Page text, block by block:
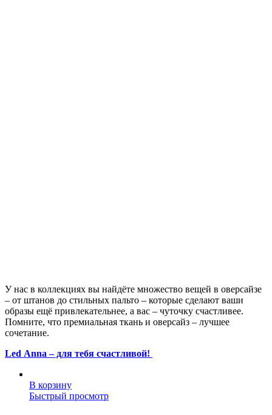
У нас в коллекциях вы найдёте множество вещей в оверсайзе
– от штанов до стильных пальто – которые сделают ваши
образы ещё привлекательнее, а вас – чуточку счастливее.
Помните, что премиальная ткань и оверсайз – лучшее
сочетание.
Led Anna – для тебя счастливой!
В корзину
Быстрый просмотр